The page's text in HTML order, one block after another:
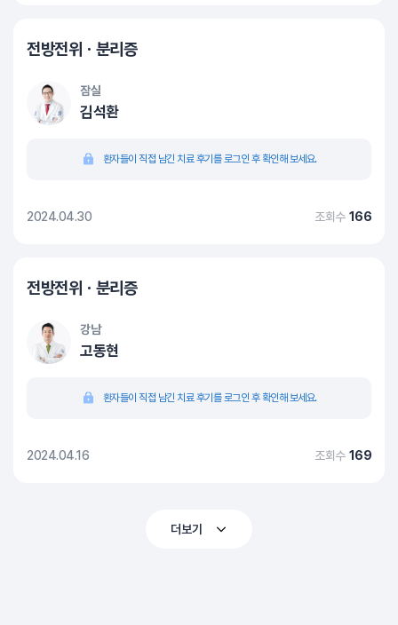
전방전위ㆍ분리증
잠실
김석환
환자들이 직접 남긴 치료 후기를 로그인 후 확인해 보세요.
2024.04.30 조회수 166
전방전위ㆍ분리증
강남
고동현
환자들이 직접 남긴 치료 후기를 로그인 후 확인해 보세요.
2024.04.16 조회수 169
더보기